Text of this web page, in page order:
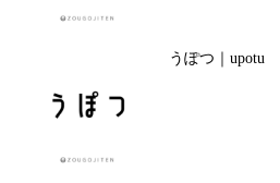
うぽつ｜upotu